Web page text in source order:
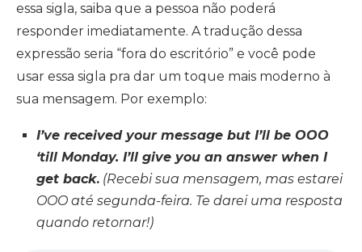
essa sigla, saiba que a pessoa não poderá
responder imediatamente. A tradução dessa
expressão seria “fora do escritório” e você pode
usar essa sigla pra dar um toque mais moderno à
sua mensagem. Por exemplo:
I’ve received your message but I’ll be OOO
‘till Monday. I’ll give you an answer when I
get back. (Recebi sua mensagem, mas estarei
OOO até segunda-feira. Te darei uma resposta
quando retornar!)